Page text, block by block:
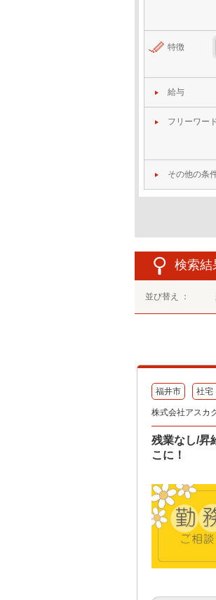
特徴
給与
フリーワー
その他の条
検索結
並び替え ：
福井市 社宅
株式会社アスカ
残業なし/昇
こに！